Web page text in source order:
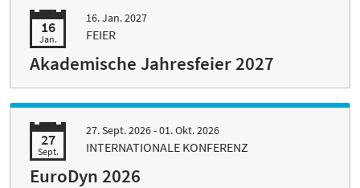
16
Jan.
16. Jan. 2027
FEIER
Akademische Jahresfeier 2027
27
Sept.
27. Sept. 2026 - 01. Okt. 2026
INTERNATIONALE KONFERENZ
EuroDyn 2026